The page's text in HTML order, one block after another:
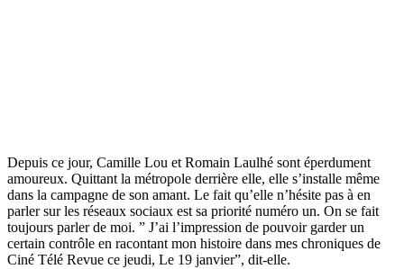
Depuis ce jour, Camille Lou et Romain Laulhé sont éperdument
amoureux. Quittant la métropole derrière elle, elle s’installe même
dans la campagne de son amant. Le fait qu’elle n’hésite pas à en
parler sur les réseaux sociaux est sa priorité numéro un. On se fait
toujours parler de moi. ” J’ai l’impression de pouvoir garder un
certain contrôle en racontant mon histoire dans mes chroniques de
Ciné Télé Revue ce jeudi, Le 19 janvier”, dit-elle.